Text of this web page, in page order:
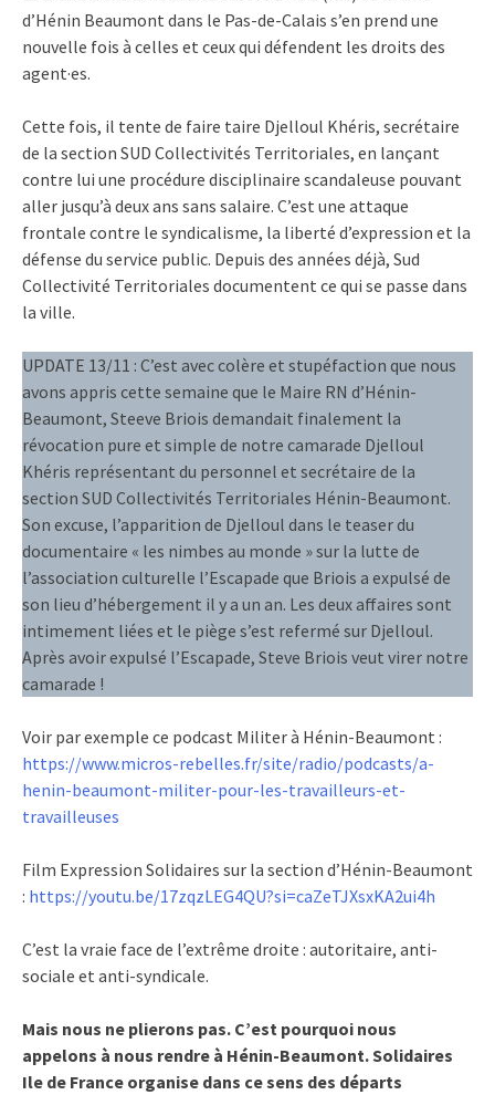
d’Hénin Beaumont dans le Pas-de-Calais s’en prend une
nouvelle fois à celles et ceux qui défendent les droits des
agent·es.
Cette fois, il tente de faire taire Djelloul Khéris, secrétaire
de la section SUD Collectivités Territoriales, en lançant
contre lui une procédure disciplinaire scandaleuse pouvant
aller jusqu’à deux ans sans salaire. C’est une attaque
frontale contre le syndicalisme, la liberté d’expression et la
défense du service public. Depuis des années déjà, Sud
Collectivité Territoriales documentent ce qui se passe dans
la ville.
UPDATE 13/11 : C’est avec colère et stupéfaction que nous
avons appris cette semaine que le Maire RN d’Hénin-
Beaumont, Steeve Briois demandait finalement la
révocation pure et simple de notre camarade Djelloul
Khéris représentant du personnel et secrétaire de la
section SUD Collectivités Territoriales Hénin-Beaumont.
Son excuse, l’apparition de Djelloul dans le teaser du
documentaire « les nimbes au monde » sur la lutte de
l’association culturelle l’Escapade que Briois a expulsé de
son lieu d’hébergement il y a un an. Les deux affaires sont
intimement liées et le piège s’est refermé sur Djelloul.
Après avoir expulsé l’Escapade, Steve Briois veut virer notre
camarade !
Voir par exemple ce podcast Militer à Hénin-Beaumont :
https://www.micros-rebelles.fr/site/radio/podcasts/a-
henin-beaumont-militer-pour-les-travailleurs-et-
travailleuses
Film Expression Solidaires sur la section d’Hénin-Beaumont
: https://youtu.be/17zqzLEG4QU?si=caZeTJXsxKA2ui4h
C’est la vraie face de l’extrême droite : autoritaire, anti-
sociale et anti-syndicale.
Mais nous ne plierons pas. C’est pourquoi nous
appelons à nous rendre à Hénin-Beaumont. Solidaires
Ile de France organise dans ce sens des départs